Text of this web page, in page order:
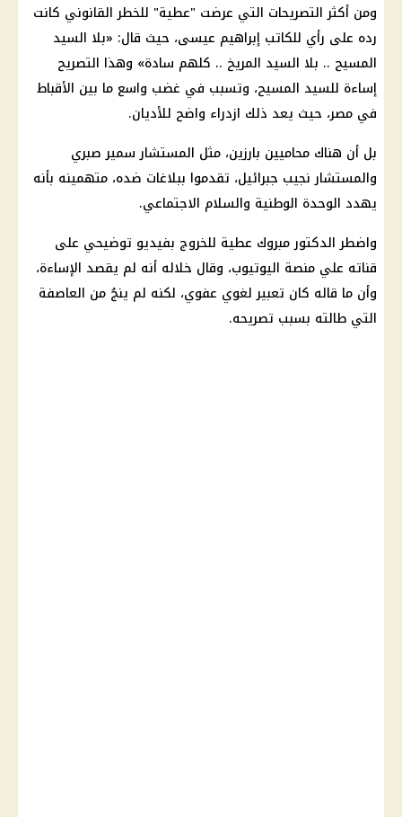
ومن أكثر التصريحات التي عرضت "عطية" للخطر القانوني كانت
رده على رأي للكاتب إبراهيم عيسى، حيث قال: «بلا السيد
المسيح .. بلا السيد المريخ .. كلهم سادة» وهذا التصريح
إساءة للسيد المسيح، وتسبب في غضب واسع ما بين الأقباط
في مصر، حيث يعد ذلك ازدراء واضح للأديان.
بل أن هناك محاميين بارزين، مثل المستشار سمير صبري
والمستشار نجيب جبرائيل، تقدموا ببلاغات ضده، متهمينه بأنه
يهدد الوحدة الوطنية والسلام الاجتماعي.
واضطر الدكتور مبروك عطية للخروج بفيديو توضيحي على
قناته علي منصة اليوتيوب، وقال خلاله أنه لم يقصد الإساءة،
وأن ما قاله كان تعبير لغوي عفوي، لكنه لم ينجُ من العاصفة
التي طالته بسبب تصريحه.